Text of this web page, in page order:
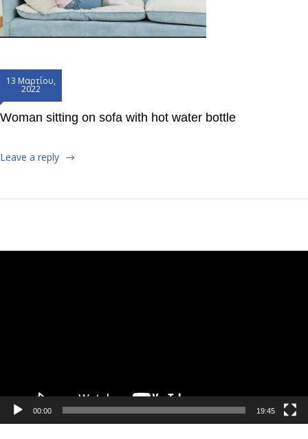
13 Μαρτίου,
2022
Woman sitting on sofa with hot water bottle
Leave a reply
Πρόγραμμα
00:00 19:45